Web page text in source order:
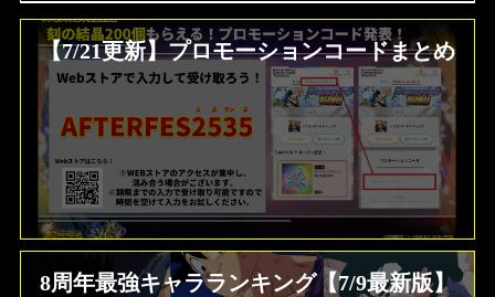
【7/21更新】プロモーションコードまとめ
8周年最強キャラランキング【7/9最新版】